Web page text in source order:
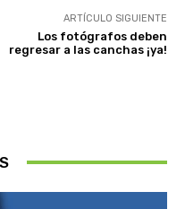
ARTÍCULO SIGUIENTE
Los fotógrafos deben
regresar a las canchas ¡ya!